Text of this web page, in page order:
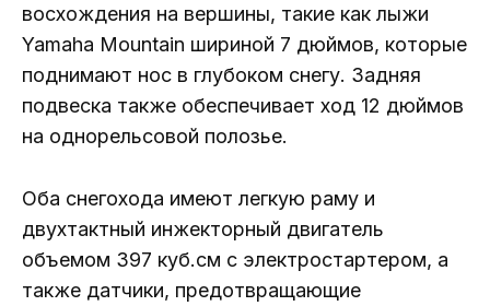
восхождения на вершины, такие как лыжи
Yamaha Mountain шириной 7 дюймов, которые
поднимают нос в глубоком снегу. Задняя
подвеска также обеспечивает ход 12 дюймов
на однорельсовой полозье.
Оба снегохода имеют легкую раму и
двухтактный инжекторный двигатель
объемом 397 куб.см с электростартером, а
также датчики, предотвращающие